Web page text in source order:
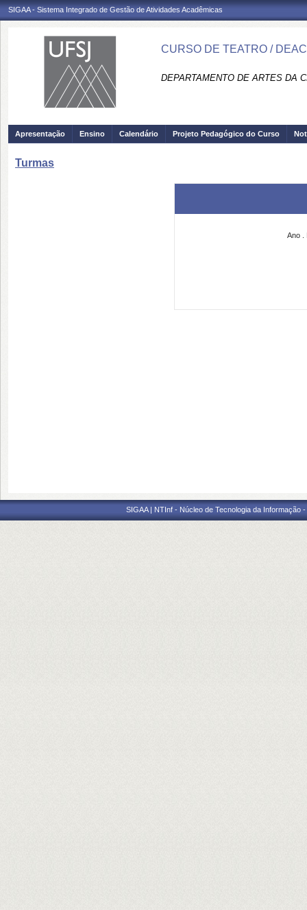
SIGAA - Sistema Integrado de Gestão de Atividades Acadêmicas
CURSO DE TEATRO /
DEPARTAMENTO DE ARTES DA
Apresentação Ensino Calendário Projeto Pedagógico do Curso
Turmas
Ano
SIGAA | NTInf - Núcleo de Tecnologia da